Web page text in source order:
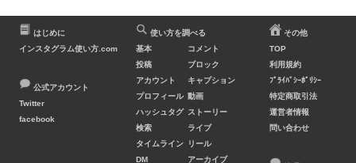
はじめに
インスタグラム使い方.com
公式アカウント
Twitter
facebook
使い方を調べる
基本
投稿
アカウント
プロフィール
ハッシュタグ
検索
タイムライン
DM
コメント
ブロック
キャプション
動画
ストーリー
ライブ
リール
アーカイブ
その他
TOP
利用規約
ﾌﾟﾗｲﾊﾞｼｰﾎﾟﾘｼｰ
特定商取引法
運営者情報
問い合わせ